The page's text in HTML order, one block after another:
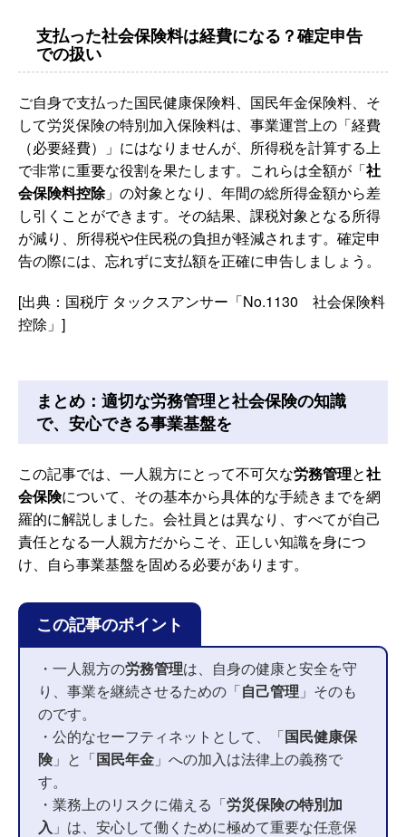
支払った社会保険料は経費になる？確定申告
での扱い
ご自身で支払った国民健康保険料、国民年金保険料、そ
して労災保険の特別加入保険料は、事業運営上の「経費
（必要経費）」にはなりませんが、所得税を計算する上
で非常に重要な役割を果たします。これらは全額が「社
会保険料控除」の対象となり、年間の総所得金額から差
し引くことができます。その結果、課税対象となる所得
が減り、所得税や住民税の負担が軽減されます。確定申
告の際には、忘れずに支払額を正確に申告しましょう。
[出典：国税庁 タックスアンサー「No.1130 社会保険料
控除」]
まとめ：適切な労務管理と社会保険の知識
で、安心できる事業基盤を
この記事では、一人親方にとって不可欠な労務管理と社
会保険について、その基本から具体的な手続きまでを網
羅的に解説しました。会社員とは異なり、すべてが自己
責任となる一人親方だからこそ、正しい知識を身につ
け、自ら事業基盤を固める必要があります。
この記事のポイント
・一人親方の労務管理は、自身の健康と安全を守
り、事業を継続させるための「自己管理 」そのも
のです。
・公的なセーフティネットとして、「国民健康保
険」と「国民年金 」への加入は法律上の義務で
す。
・業務上のリスクに備える「労災保険の特別加
入 」は、安心して働くために極めて重要な任意保